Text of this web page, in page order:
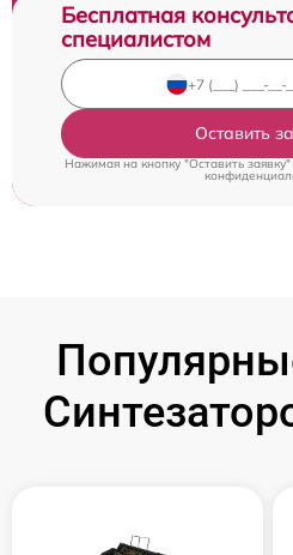
Бесплатная
специалистом
Оставить
Нажимая на кнопку "Оставить